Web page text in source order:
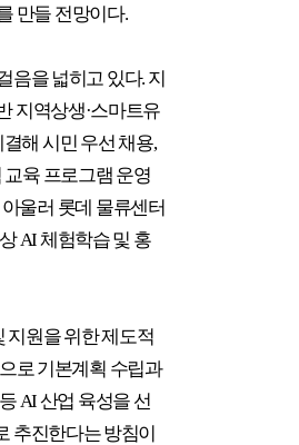
만들 전망이다.
음을 넓히고 있다. 지
지역상생·스마트유
해 시민 우선 채용,
교육 프로그램 운영
아울러 롯데 물류센터
AI체험학습 및 홍
지원을 위한 제도적
로 기본계획 수립과
AI산업 육성을 선
추진한다는 방침이